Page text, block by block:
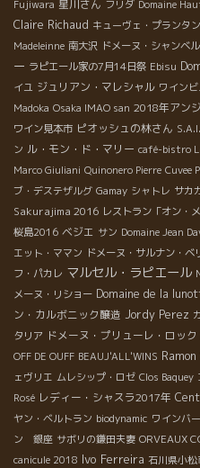
Fujiwara 星川さん フリダ Domaine
Claire Richaud キューヴェ・プランタン
Madeleinne 南大沢 ドメーヌ・シャンベ
ー ラピエール家の7月14日祭 Ebisu
イユ ジュリアン・マレシャル ワイン
Madoka Osaka IMAO san 2018年アン
ワイン見本市 ピオッシュの林さん
ン ル・モン・ド・マリー café-bistro
Marco Giuliani Quinonero Pierre Cuvee
ブ・デステザルグ Gamay シャトレ サカ
Sakurajima 2016 レストラン「オン・
桜島2016 ベジエ サン Domaine Jean
エット・ママン ドメーヌ・サルナン・ベ
フ・パカレ マルセル・ラピエール
メーヌ・リショー Domaine de la
ン・カルボニック醸造 Jordy Perez
タリア ドメーヌ・プリューレ・ロック
OFF DE OUFF BEAUJ'ALL'WINS
ェヴリエ ムレシップ・ロゼ Clos Baquey
Rosé レディー・シャスラ2017年
ヤン・ベルトラン biodynamic ワインバ
ン 銀座 サボリの鎌田夫妻 ORVEAUX
canicule 2018 Ivo Ferreira 石川県小